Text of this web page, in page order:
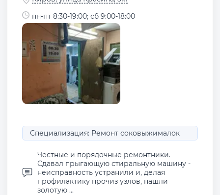
пн-пт 8:30-19:00; сб 9:00-18:00
Специализация: Ремонт соковыжималок
Честные и порядочные ремонтники.
Сдавал прыгающую стиральную машину -
неисправность устранили и, делая
профилактику прочиз узлов, нашли
золотую ...